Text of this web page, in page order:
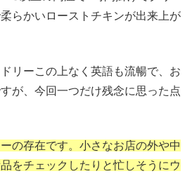
らかいローストチキンが出来上が
リーこの上なく英語も流暢で、お
が、今回一つだけ残念に思った点
の存在です。小さなお店の外や中
をチェックしたりと忙しそうにウ